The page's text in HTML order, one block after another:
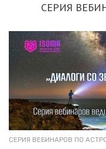
СЕРИЯ
СЕРИЯ ВЕБИНАРОВ ПО